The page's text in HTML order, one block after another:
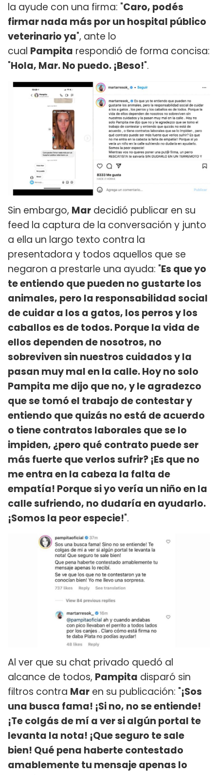
la ayude con una firma: "Caro, podés
firmar nada más por un hospital público
veterinario ya", ante lo
cual Pampita respondió de forma concisa:
"Hola, Mar. No puedo. ¡Beso!".
Sin embargo, Mar decidió publicar en su
feed la captura de la conversación y junto
a ella un largo texto contra la
presentadora y todos aquellos que se
negaron a prestarle una ayuda: "Es que yo
te entiendo que pueden no gustarte los
animales, pero la responsabilidad social
de cuidar a los a gatos, los perros y los
caballos es de todos. Porque la vida de
ellos dependen de nosotros, no
sobreviven sin nuestros cuidados y la
pasan muy mal en la calle. Hoy no solo
Pampita me dijo que no, y le agradezco
que se tomó el trabajo de contestar y
entiendo que quizás no está de acuerdo
o tiene contratos laborales que se lo
impiden, ¿pero qué contrato puede ser
más fuerte que verlos sufrir? ¡Es que no
me entra en la cabeza la falta de
empatía! Porque si yo vería un niño en la
calle sufriendo, no dudaría en ayudarlo.
¡Somos la peor especie!".
Al ver que su chat privado quedó al
alcance de todos, Pampita disparó sin
filtros contra Mar en su publicación: "¡Sos
una busca fama! ¡Si no, no se entiende!
¡Te colgás de mí a ver si algún portal te
levanta la nota! ¡Que seguro te sale
bien! Qué pena haberte contestado
amablemente tu mensaje apenas lo